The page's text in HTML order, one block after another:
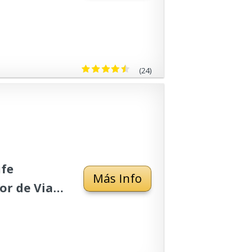
(24)
de Viaje
Más Info